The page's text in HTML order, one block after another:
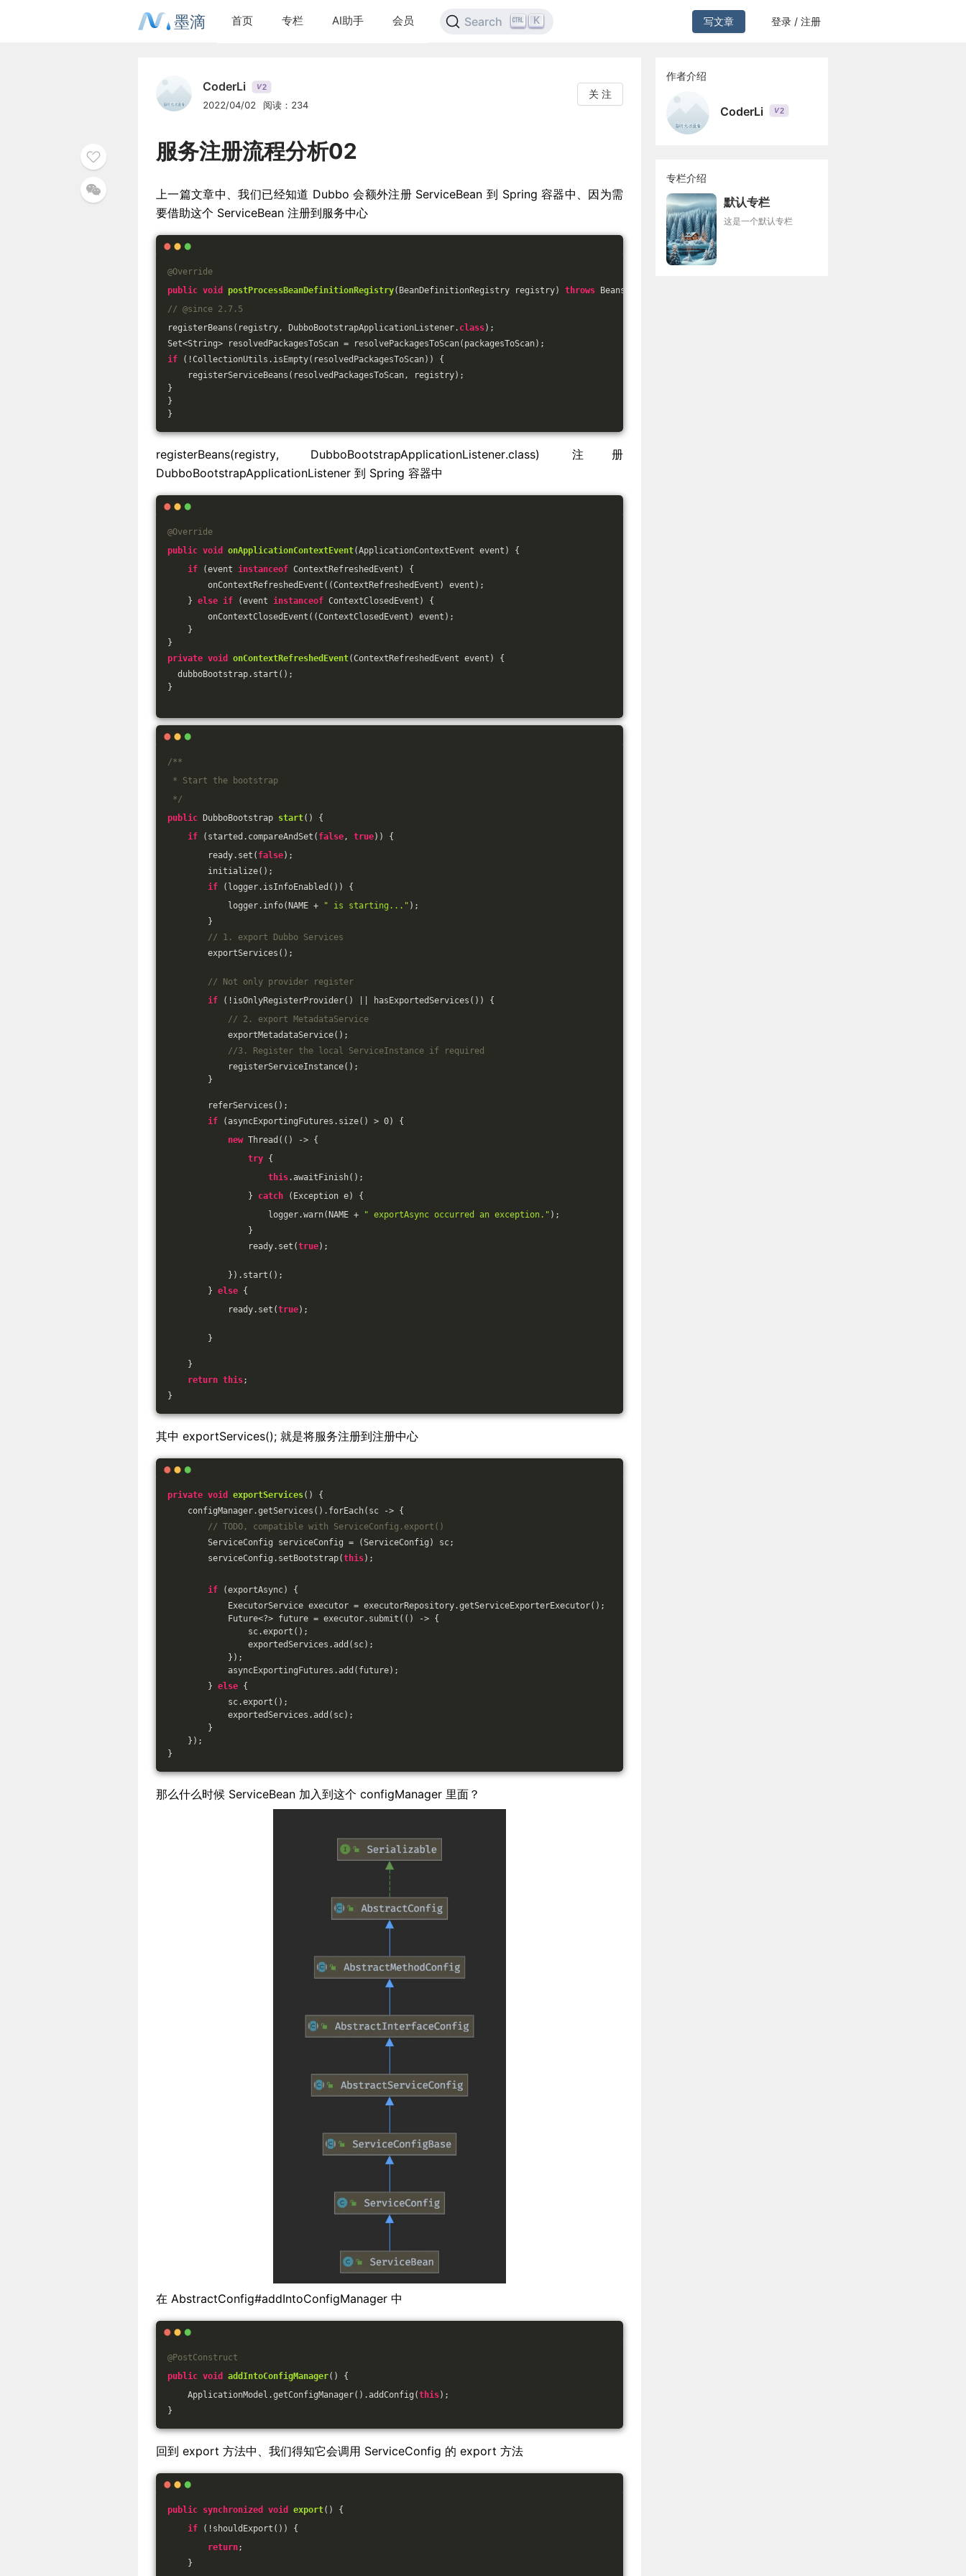
墨滴 首页 专栏 AI助手 会员 Search K 写文章 登录 / 注册
CoderLi V2
2022/04/02 阅读：234
关 注
服务注册流程分析02
上一篇文章中、我们已经知道 Dubbo 会额外注册 ServiceBean 到 Spring 容器中、因为需
要借助这个 ServiceBean 注册到服务中心
@Override
public void postProcessBeanDefinitionRegistry(BeanDefinitionRegistry registry) throws BeansException
// @since 2.7.5
registerBeans(registry, DubboBootstrapApplicationListener. class) ;
Set<String> resolvedPackagesToScan = resolvePackagesToScan(packagesToScan);
if (!CollectionUtils.isEmpty(resolvedPackagesToScan)) {
registerServiceBeans(resolvedPackagesToScan, registry);
}
}
}
registerBeans(registry, DubboBootstrapApplicationListener.class) 注册
DubboBootstrapApplicationListener 到 Spring 容器中
@Override
public void onApplicationContextEvent(ApplicationContextEvent event)
{
if (event instanceof ContextRefreshedEvent) {
onContextRefreshedEvent((ContextRefreshedEvent) event);
} else if (event instanceof ContextClosedEvent) {
onContextClosedEvent((ContextClosedEvent) event);
}
}
private void onContextRefreshedEvent(ContextRefreshedEvent event)
{
dubboBootstrap.start();
}
/**
* Start the bootstrap
*/
public DubboBootstrap start()
{
if (started.compareAndSet( false, true)) {
ready.set( false);
initialize();
if (logger.isInfoEnabled()) {
logger.info(NAME +
" is starting..." );
}
// 1. export Dubbo Services
exportServices();
// Not only provider register
if (!isOnlyRegisterProvider() || hasExportedServices()) {
// 2. export MetadataService
exportMetadataService();
//3. Register the local ServiceInstance if required
registerServiceInstance();
}
referServices();
if (asyncExportingFutures.size() > 0) {
new Thread(() -> {
try {
this.awaitFinish();
} catch (Exception e) {
logger.warn(NAME +
" exportAsync occurred an exception." );
}
ready.set(true);
}).start();
} else {
ready.set(true);
}
}
return this;
}
其中 exportServices(); 就是将服务注册到注册中心
private void exportServices()
{
configManager.getServices().forEach(sc -> {
// TODO, compatible with ServiceConfig.export()
ServiceConfig serviceConfig = (ServiceConfig) sc;
serviceConfig.setBootstrap(this);
if (exportAsync) {
ExecutorService executor = executorRepository.getServiceExporterExecutor();
Future<?> future = executor.submit(() -> {
sc.export();
exportedServices.add(sc);
});
asyncExportingFutures.add(future);
} else {
sc.export();
exportedServices.add(sc);
}
});
}
那么什么时候 ServiceBean 加入到这个 configManager 里面？
在 AbstractConfig#addIntoConfigManager 中
@PostConstruct
public void addIntoConfigManager()
{
ApplicationModel.getConfigManager().addConfig(this);
}
回到 export 方法中、我们得知它会调用 ServiceConfig 的 export 方法
public synchronized void export()
{
if (!shouldExport()) {
return;
}
作者介绍
CoderLi V2
专栏介绍
默认专栏
这是一个默认专栏